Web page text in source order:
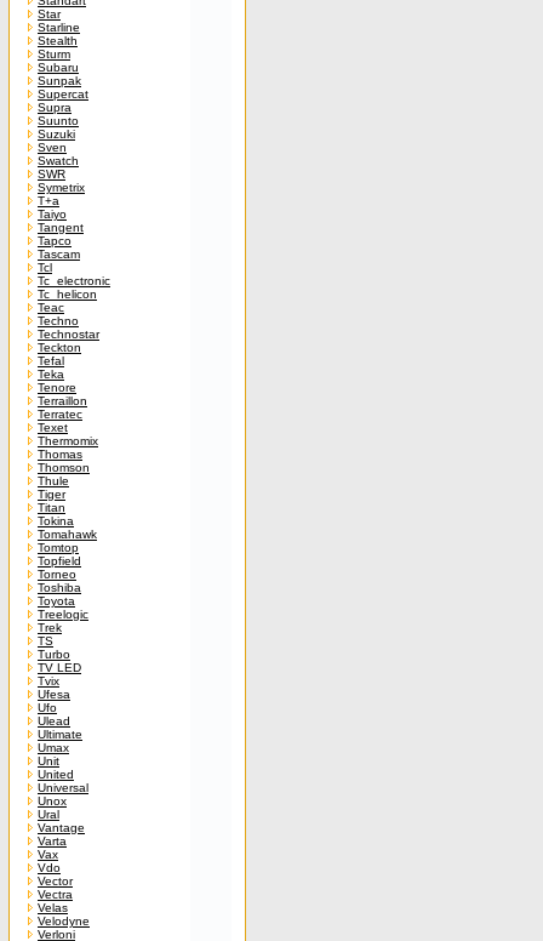
Star
Starline
Stealth
Sturm
Subaru
Sunpak
Supercat
Supra
Suunto
Suzuki
Sven
Swatch
SWR
Symetrix
T+a
Taiyo
Tangent
Tapco
Tascam
Tcl
Tc_electronic
Tc_helicon
Teac
Techno
Technostar
Teckton
Tefal
Teka
Tenore
Terraillon
Terratec
Texet
Thermomix
Thomas
Thomson
Thule
Tiger
Titan
Tokina
Tomahawk
Tomtop
Topfield
Torneo
Toshiba
Toyota
Treelogic
Trek
TS
Turbo
TV LED
Tvix
Ufesa
Ufo
Ulead
Ultimate
Umax
Unit
United
Universal
Unox
Ural
Vantage
Varta
Vax
Vdo
Vector
Vectra
Velas
Velodyne
Verloni